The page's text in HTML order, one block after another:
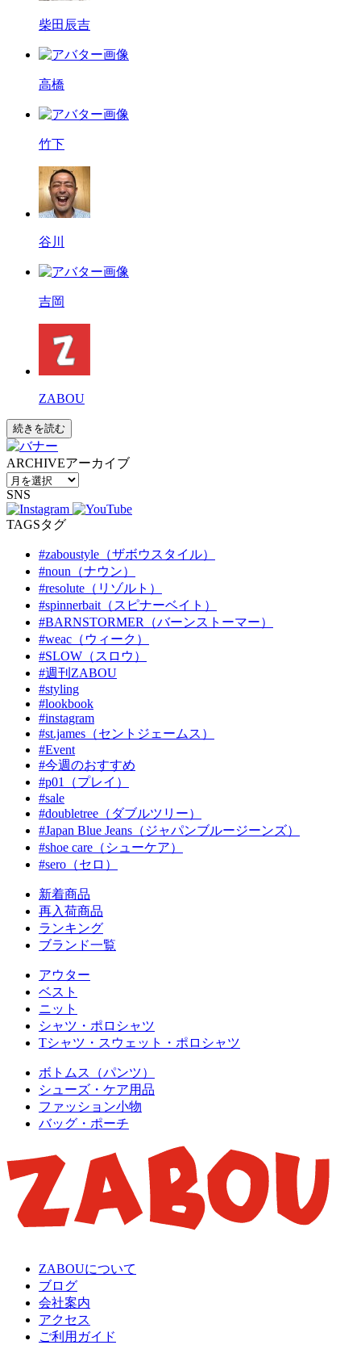
柴田辰吉
高橋
竹下
谷川
吉岡
ZABOU
続きを読む
ARCHIVEアーカイブ
SNS
TAGSタグ
#zaboustyle（ザボウスタイル）
#noun（ナウン）
#resolute（リゾルト）
#spinnerbait（スピナーベイト）
#BARNSTORMER（バーンストーマー）
#weac（ウィーク）
#SLOW（スロウ）
#週刊ZABOU
#styling
#lookbook
#instagram
#st.james（セントジェームス）
#Event
#今週のおすすめ
#p01（プレイ）
#sale
#doubletree（ダブルツリー）
#Japan Blue Jeans（ジャパンブルージーンズ）
#shoe care（シューケア）
#sero（セロ）
新着商品
再入荷商品
ランキング
ブランド一覧
アウター
ベスト
ニット
シャツ・ポロシャツ
Tシャツ・スウェット・ポロシャツ
ボトムス（パンツ）
シューズ・ケア用品
ファッション小物
バッグ・ポーチ
ZABOUについて
ブログ
会社案内
アクセス
ご利用ガイド